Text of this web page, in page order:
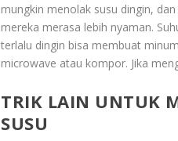
mungkin menolak susu dingin,
mereka merasa lebih nyaman.
terlalu dingin bisa membuat
microwave atau kompor. Jika
TRIK LAIN UNTUK
SUSU